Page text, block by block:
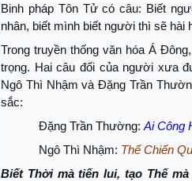
Binh pháp Tôn Tử có câu: Biết
nhân, biết mình biết người thì sẽ hài
Trong truyền thống văn hóa Á
trọng. Hai câu đối của người xưa
Ngô Thì Nhậm và Đặng Trần
sắc:
Đặng Trần Thường: Ai Công
Ngô Thì Nhậm: Thế Chiến
Biết Thời mà tiến lui, tạo Thế mà